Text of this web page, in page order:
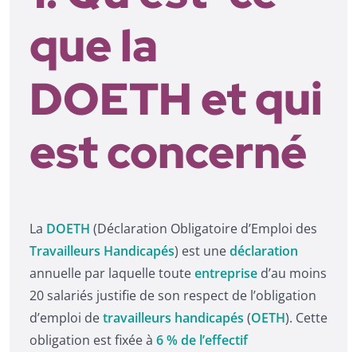
que la
DOETH et qui
est concerné
La DOETH (Déclaration Obligatoire d’Emploi des
Travailleurs Handicapés) est unedéclaration
annuelle par laquelle touteentreprise d’au moins
20 salariés justifie de son respect de l’obligation
d’emploi detravailleurs handicapés (OETH). Cette
obligation est fixée à 6 % de l’effectif